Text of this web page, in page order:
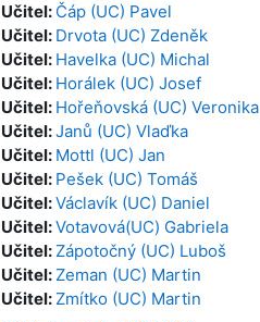
Učitel: Čáp (UC) Pavel
Učitel: Drvota (UC) Zdeněk
Učitel: Havelka (UC) Michal
Učitel: Horálek (UC) Josef
Učitel: Hořeňovská (UC) Veronika
Učitel:Janů (UC) Vlaďka
Učitel: Mottl (UC) Jan
Učitel: Pešek (UC) Tomáš
Učitel:Václavík (UC) Daniel
Učitel:Votavová(UC) Gabriela
Učitel:Zápotočný (UC) Luboš
Učitel:Zeman (UC) Martin
Učitel:Zmítko (UC) Martin